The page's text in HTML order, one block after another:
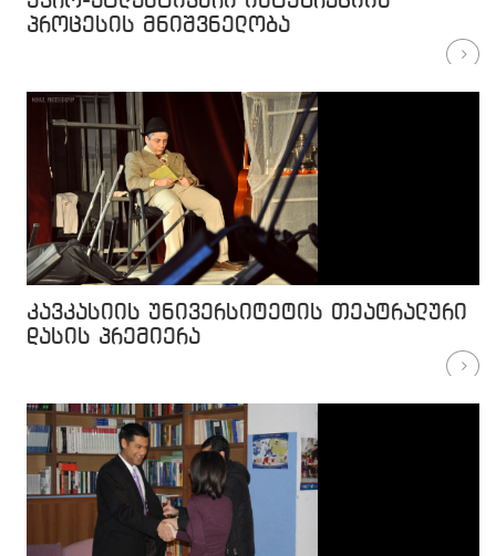
პროცესის მნიშვნელობა
კავკასიის უნივერსიტეტის თეატრალური
დასის პრემიერა